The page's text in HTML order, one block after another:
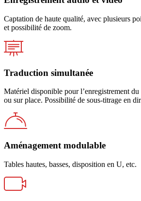
Captation de haute qualité, avec plusieurs
et possibilité de zoom.
Traduction simultanée
Matériel disponible pour l’enregistrement du
ou sur place. Possibilité de sous-titrage en
Aménagement modulable
Tables hautes, basses, disposition en U, etc.